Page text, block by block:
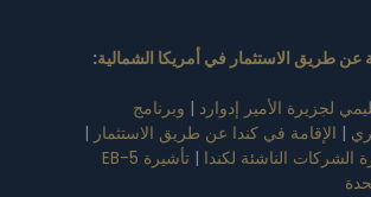
عن طريق الاستثمار في أمريكا الشمالية:
لجزيرة الأمير إدوارد | وبرنامج
| الإقامة في كندا عن طريق الاستثمار |
الشركات الناشئة لكندا |
تأشيرة EB-5